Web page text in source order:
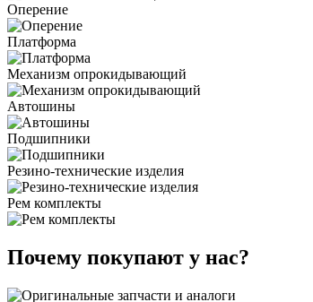
Оперение
Платформа
Механизм опрокидывающий
Автошины
Подшипники
Резино-технические изделия
Рем комплекты
Почему покупают у нас?